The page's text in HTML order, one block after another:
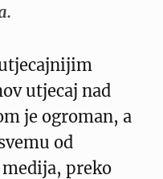
utjecaj nad
je ogroman, a
od
preko